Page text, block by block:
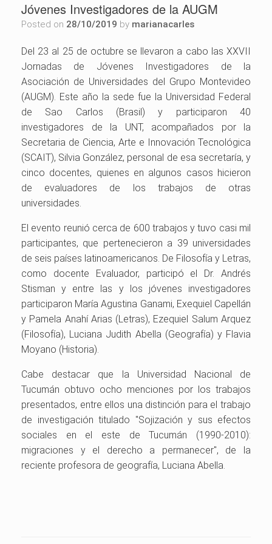
Jóvenes Investigadores de la AUGM
Posted on 28/10/2019 by marianacarles
Del 23 al 25 de octubre se llevaron a cabo las XXVII
Jornadas de Jóvenes Investigadores de la
Asociación de Universidades del Grupo Montevideo
(AUGM). Este año la sede fue la Universidad Federal
de Sao Carlos (Brasil) y participaron 40
investigadores de la UNT, acompañados por la
Secretaria de Ciencia, Arte e Innovación Tecnológica
(SCAIT), Silvia González, personal de esa secretaría, y
cinco docentes, quienes en algunos casos hicieron
de evaluadores de los trabajos de otras
universidades.
El evento reunió cerca de 600 trabajos y tuvo casi mil
participantes, que pertenecieron a 39 universidades
de seis países latinoamericanos. De Filosofía y Letras,
como docente Evaluador, participó el Dr. Andrés
Stisman y entre las y los jóvenes investigadores
participaron María Agustina Ganami, Exequiel Capellán
y Pamela Anahí Arias (Letras), Ezequiel Salum Arquez
(Filosofía), Luciana Judith Abella (Geografía) y Flavia
Moyano (Historia).
Cabe destacar que la Universidad Nacional de
Tucumán obtuvo ocho menciones por los trabajos
presentados, entre ellos una distinción para el trabajo
de investigación titulado "Sojización y sus efectos
sociales en el este de Tucumán (1990-2010):
migraciones y el derecho a permanecer", de la
reciente profesora de geografía, Luciana Abella.